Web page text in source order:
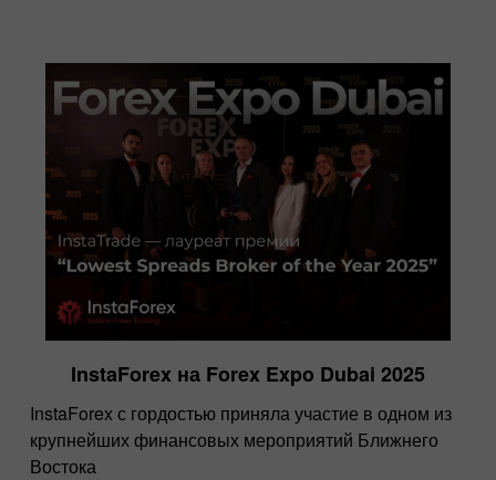
InstaForex на Forex Expo Dubai 2025
InstaForex с гордостью приняла участие в одном из
крупнейших финансовых мероприятий Ближнего
Востока